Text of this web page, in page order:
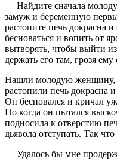
— Найдите сначала
замуж и беременную
растопите печь докрасна
бесноваться и вопить от
вытворять, чтобы выйти
держать его там, грозя
Нашли молодую женщину,
растопили печь докрасна
Он бесновался и кричал
Но когда он пытался
подносила к отверстию
дьявола отступать. Так
— Удалось бы мне